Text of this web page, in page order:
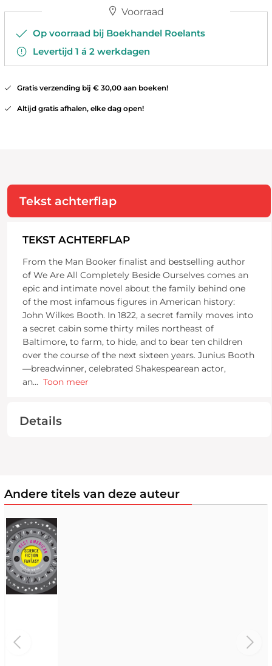
Voorraad
Op voorraad bij Boekhandel Roelants
Levertijd 1 á 2 werkdagen
Gratis verzending bij € 30,00 aan boeken!
Altijd gratis afhalen, elke dag open!
Tekst achterflap
TEKST ACHTERFLAP
From the Man Booker finalist and bestselling author
of We Are All Completely Beside Ourselves comes an
epic and intimate novel about the family behind one
of the most infamous figures in American history:
John Wilkes Booth. In 1822, a secret family moves into
a secret cabin some thirty miles northeast of
Baltimore, to farm, to hide, and to bear ten children
over the course of the next sixteen years. Junius Booth
—breadwinner, celebrated Shakespearean actor,
an... Toon meer
Details
Andere titels van deze auteur